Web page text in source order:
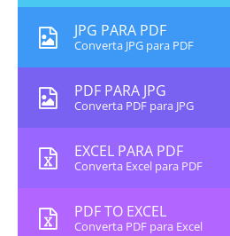
JPG PARA PDF
Converta JPG para PDF
PDF PARA JPG
Converta PDF para JPG
EXCEL PARA PDF
Converta Excel para PDF
PDF TO EXCEL
Converta PDF para Excel